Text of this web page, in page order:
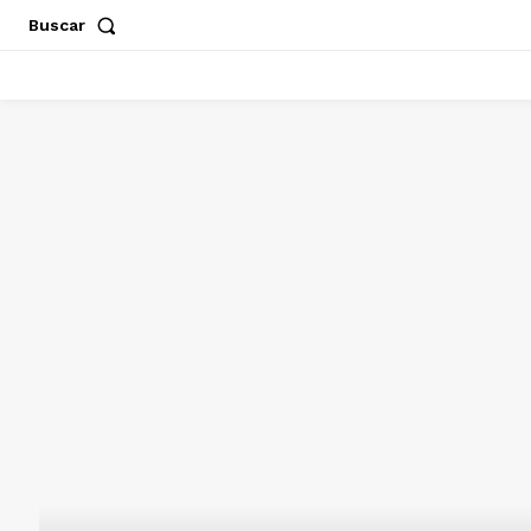
Buscar